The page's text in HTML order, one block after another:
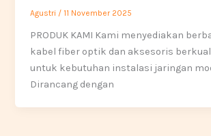
Agustri /11 November 2025
PRODUK KAMI Kami menyediakan
kabel fiber optik dan aksesoris
untuk kebutuhan instalasi jaringan
Dirancang dengan